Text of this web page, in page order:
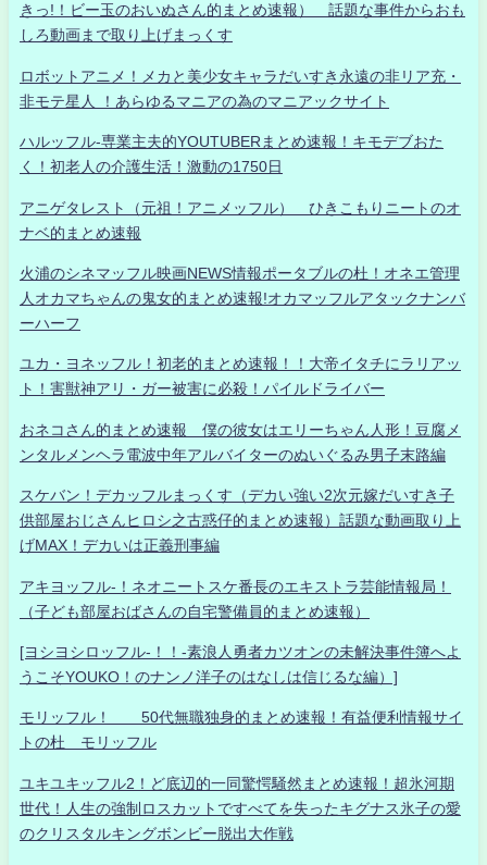
きっ!！ビー玉のおいぬさん的まとめ速報） 話題な事件からおも
しろ動画まで取り上げまっくす
ロボットアニメ！メカと美少女キャラだいすき永遠の非リア充・
非モテ星人 ！あらゆるマニアの為のマニアックサイト
ハルッフル-専業主夫的YOUTUBERまとめ速報！キモデブおた
く！初老人の介護生活！激動の1750日
アニゲタレスト（元祖！アニメッフル） ひきこもりニートのオ
ナベ的まとめ速報
火浦のシネマッフル映画NEWS情報ポータブルの杜！オネエ管理
人オカマちゃんの鬼女的まとめ速報!オカマッフルアタックナンバ
ーハーフ
ユカ・ヨネッフル！初老的まとめ速報！！大帝イタチにラリアッ
ト！害獣神アリ・ガー被害に必殺！パイルドライバー
おネコさん的まとめ速報 僕の彼女はエリーちゃん人形！豆腐メ
ンタルメンヘラ電波中年アルバイターのぬいぐるみ男子末路編
スケバン！デカッフルまっくす（デカい強い2次元嫁だいすき子
供部屋おじさんヒロシ之古惑仔的まとめ速報）話題な動画取り上
げMAX！デカいは正義刑事編
アキヨッフル-！ネオニートスケ番長のエキストラ芸能情報局！
（子ども部屋おばさんの自宅警備員的まとめ速報）
[ヨシヨシロッフル-！！-素浪人勇者カツオンの未解決事件簿へよ
うこそYOUKO！のナンノ洋子のはなしは信じるな編）]
モリッフル！ 50代無職独身的まとめ速報！有益便利情報サイ
トの杜 モリッフル
ユキユキッフル2！ど底辺的一同驚愕騒然まとめ速報！超氷河期
世代！人生の強制ロスカットですべてを失ったキグナス氷子の愛
のクリスタルキングボンビー脱出大作戦